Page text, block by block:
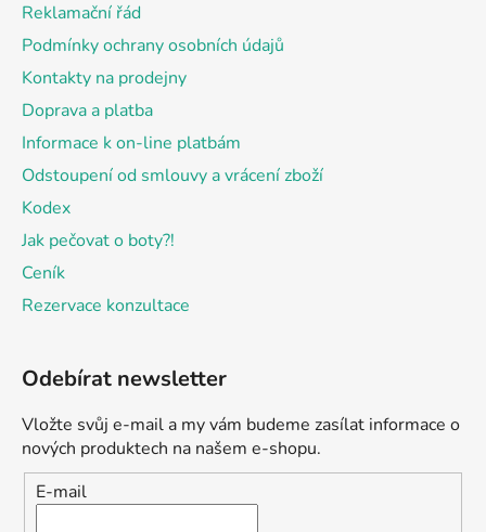
Reklamační řád
Podmínky ochrany osobních údajů
Kontakty na prodejny
Doprava a platba
Informace k on-line platbám
Odstoupení od smlouvy a vrácení zboží
Kodex
Jak pečovat o boty?!
Ceník
Rezervace konzultace
Odebírat newsletter
Vložte svůj e-mail a my vám budeme zasílat informace o
nových produktech na našem e-shopu.
E-mail